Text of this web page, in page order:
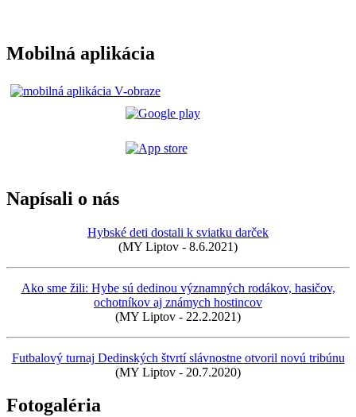
Mobilná aplikácia
Napísali o nás
Hybské deti dostali k sviatku darček
(MY Liptov - 8.6.2021)
Ako sme žili: Hybe sú dedinou významných rodákov, hasičov,
ochotníkov aj známych hostincov
(MY Liptov - 22.2.2021)
Futbalový turnaj Dedinských štvrtí slávnostne otvoril novú tribúnu
(MY Liptov - 20.7.2020)
Fotogaléria